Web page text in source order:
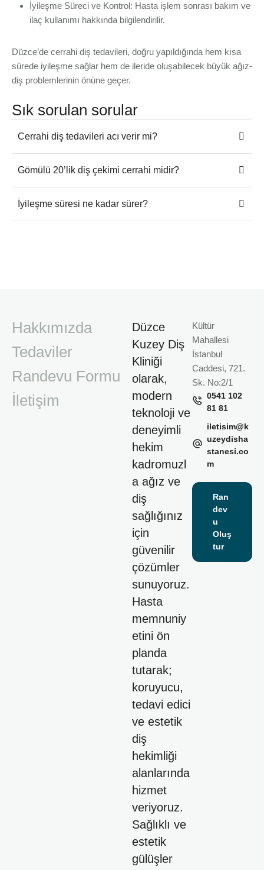
İyileşme Süreci ve Kontrol: Hasta işlem sonrası bakım ve
ilaç kullanımı hakkında bilgilendirilir.
Düzce’de cerrahi diş tedavileri, doğru yapıldığında hem kısa
sürede iyileşme sağlar hem de ileride oluşabilecek büyük ağız-
diş problemlerinin önüne geçer.
Sık sorulan sorular
Cerrahi diş tedavileri acı verir mi?
Gömülü 20’lik diş çekimi cerrahi midir?
İyileşme süresi ne kadar sürer?
Hakkımızda
Tedaviler
Randevu Formu
İletişim
Düzce
Kuzey Diş
Kliniği
olarak,
modern
teknoloji ve
deneyimli
hekim
kadromuzl
a ağız ve
diş
sağlığınız
için
güvenilir
çözümler
sunuyoruz.
Hasta
memnuniy
etini ön
planda
tutarak;
koruyucu,
tedavi edici
ve estetik
diş
hekimliği
alanlarında
hizmet
veriyoruz.
Sağlıklı ve
estetik
gülüşler
Kültür
Mahallesi
İstanbul
Caddesi, 721.
Sk. No:2/1
0541 102
81 81
iletisim@k
uzeydisha
stanesi.co
m
Ran
dev
u
Oluş
tur